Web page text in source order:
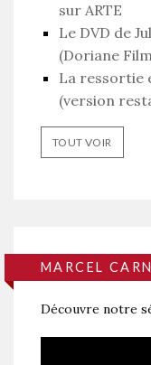
sur ARTE
Le DVD de
(Doriane
La ressortie
(version
TOUT VOIR
MARCEL
Découvre notre